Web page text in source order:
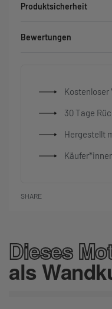
Produktsicherheit
Bewertungen
Kostenloser
30 Tage
Hergestellt
SHARE
Dieses
als